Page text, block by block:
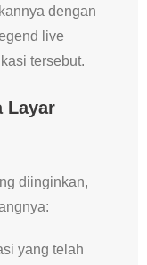
dengan
live
tersebut.
Layar
diinginkan,
yang telah